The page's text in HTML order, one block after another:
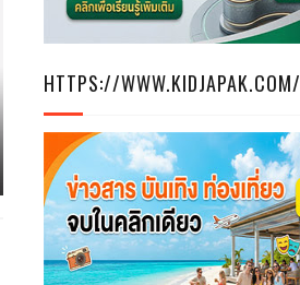
HTTPS://WWW.KIDJAPAK.COM/